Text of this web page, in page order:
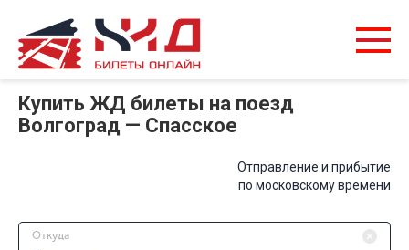
Купить ЖД билеты на поезд
Волгоград — Спасское
Отправление и прибытие
по московскому времени
Откуда